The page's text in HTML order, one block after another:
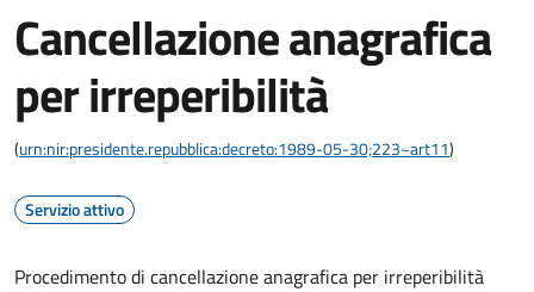
Cancellazione anagrafica
per irreperibilità
(urn:nir:presidente.repubblica:decreto:1989-05-30;223~art11)
Servizio attivo
Procedimento di cancellazione anagrafica per irreperibilità